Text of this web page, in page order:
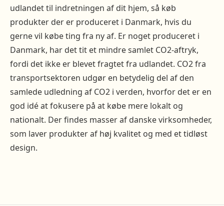
udlandet til indretningen af dit hjem, så køb
produkter der er produceret i Danmark, hvis du
gerne vil købe ting fra ny af. Er noget produceret i
Danmark, har det tit et mindre samlet CO2-aftryk,
fordi det ikke er blevet fragtet fra udlandet. CO2 fra
transportsektoren udgør en betydelig del af den
samlede udledning af CO2 i verden, hvorfor det er en
god idé at fokusere på at købe mere lokalt og
nationalt. Der findes masser af danske virksomheder,
som laver produkter af høj kvalitet og med et tidløst
design.